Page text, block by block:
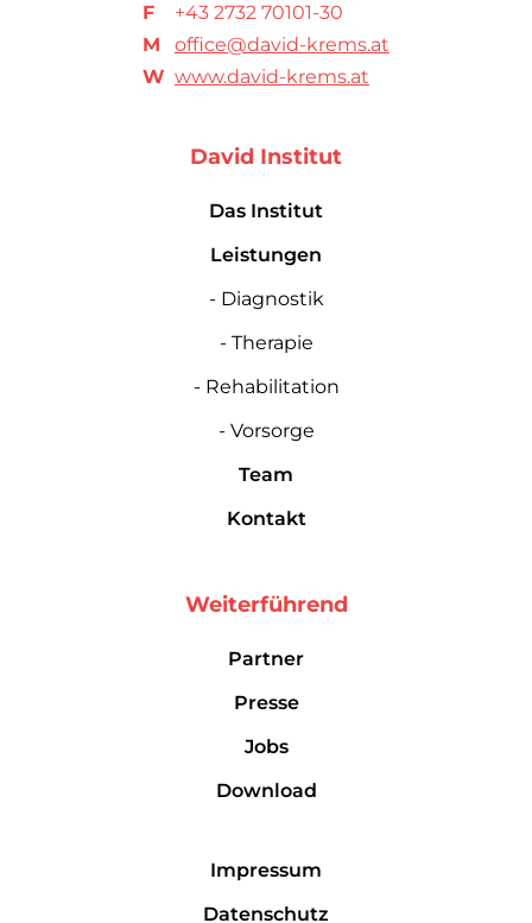
F
+43 2732 70101-30
M
office@david-krems.at
W www.david-krems.at
David Institut
Das Institut
Leistungen
- Diagnostik
- Therapie
- Rehabilitation
- Vorsorge
Team
Kontakt
Weiterführend
Partner
Presse
Jobs
Download
Impressum
Datenschutz